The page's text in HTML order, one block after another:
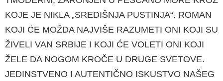
KOJE JE NIKLA „SREDIŠNJA PUSTINJA“. ROMAN
KOJI ĆE MOŽDA NAJVIŠE RAZUME­TI ONI KOJI SU
ŽIVELI VAN SRBIJE I KOJI ĆE VOLETI ONI KOJI
ŽELE DA NOGOM KROČE U DRUGE SVETOVE.
JEDINSTVENO I AUTENTIČ­NO ISKUSTVO NAŠEG